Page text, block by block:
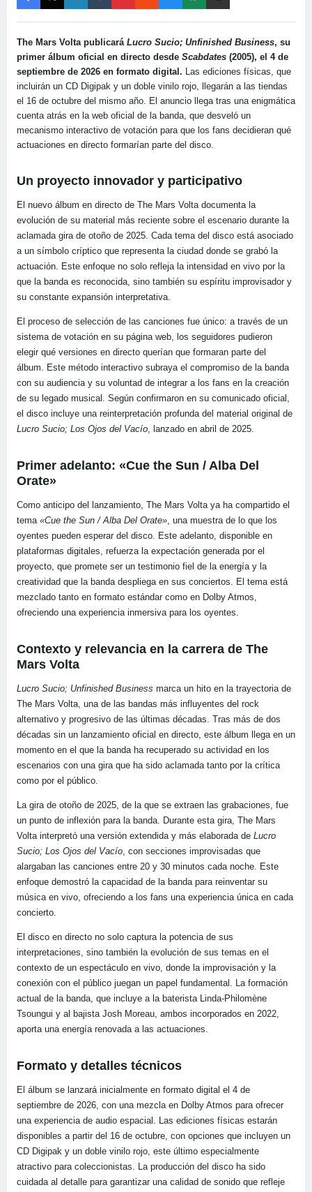
The Mars Volta publicará Lucro Sucio; Unfinished Business, su
primer álbum oficial en directo desde Scabdates (2005), el 4 de
septiembre de 2026 en formato digital. Las ediciones físicas, que
incluirán un CD Digipak y un doble vinilo rojo, llegarán a las tiendas
el 16 de octubre del mismo año. El anuncio llega tras una enigmática
cuenta atrás en la web oficial de la banda, que desveló un
mecanismo interactivo de votación para que los fans decidieran qué
actuaciones en directo formarían parte del disco.
Un proyecto innovador y participativo
El nuevo álbum en directo de The Mars Volta documenta la
evolución de su material más reciente sobre el escenario durante la
aclamada gira de otoño de 2025. Cada tema del disco está asociado
a un símbolo críptico que representa la ciudad donde se grabó la
actuación. Este enfoque no solo refleja la intensidad en vivo por la
que la banda es reconocida, sino también su espíritu improvisador y
su constante expansión interpretativa.
El proceso de selección de las canciones fue único: a través de un
sistema de votación en su página web, los seguidores pudieron
elegir qué versiones en directo querían que formaran parte del
álbum. Este método interactivo subraya el compromiso de la banda
con su audiencia y su voluntad de integrar a los fans en la creación
de su legado musical. Según confirmaron en su comunicado oficial,
el disco incluye una reinterpretación profunda del material original de
Lucro Sucio; Los Ojos del Vacío , lanzado en abril de 2025.
Primer adelanto: «Cue the Sun / Alba Del
Orate»
Como anticipo del lanzamiento, The Mars Volta ya ha compartido el
tema «Cue the Sun / Alba Del Orate» , una muestra de lo que los
oyentes pueden esperar del disco. Este adelanto, disponible en
plataformas digitales, refuerza la expectación generada por el
proyecto, que promete ser un testimonio fiel de la energía y la
creatividad que la banda despliega en sus conciertos. El tema está
mezclado tanto en formato estándar como en Dolby Atmos,
ofreciendo una experiencia inmersiva para los oyentes.
Contexto y relevancia en la carrera de The
Mars Volta
Lucro Sucio; Unfinished Business marca un hito en la trayectoria de
The Mars Volta, una de las bandas más influyentes del rock
alternativo y progresivo de las últimas décadas. Tras más de dos
décadas sin un lanzamiento oficial en directo, este álbum llega en un
momento en el que la banda ha recuperado su actividad en los
escenarios con una gira que ha sido aclamada tanto por la crítica
como por el público.
La gira de otoño de 2025, de la que se extraen las grabaciones, fue
un punto de inflexión para la banda. Durante esta gira, The Mars
Volta interpretó una versión extendida y más elaborada de Lucro
Sucio; Los Ojos del Vacío , con secciones improvisadas que
alargaban las canciones entre 20 y 30 minutos cada noche. Este
enfoque demostró la capacidad de la banda para reinventar su
música en vivo, ofreciendo a los fans una experiencia única en cada
concierto.
El disco en directo no solo captura la potencia de sus
interpretaciones, sino también la evolución de sus temas en el
contexto de un espectáculo en vivo, donde la improvisación y la
conexión con el público juegan un papel fundamental. La formación
actual de la banda, que incluye a la baterista Linda-Philomène
Tsoungui y al bajista Josh Moreau, ambos incorporados en 2022,
aporta una energía renovada a las actuaciones.
Formato y detalles técnicos
El álbum se lanzará inicialmente en formato digital el 4 de
septiembre de 2026, con una mezcla en Dolby Atmos para ofrecer
una experiencia de audio espacial. Las ediciones físicas estarán
disponibles a partir del 16 de octubre, con opciones que incluyen un
CD Digipak y un doble vinilo rojo, este último especialmente
atractivo para coleccionistas. La producción del disco ha sido
cuidada al detalle para garantizar una calidad de sonido que refleje